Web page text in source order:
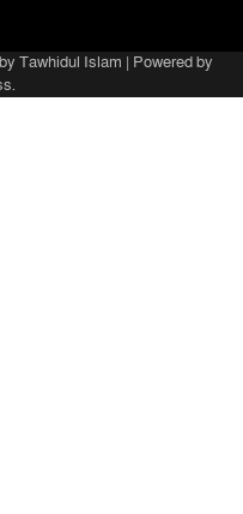
Tawhidul Islam | Powered by
.